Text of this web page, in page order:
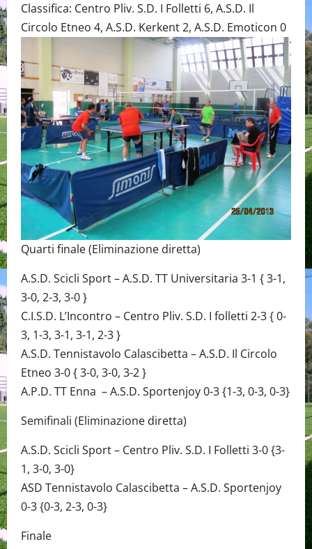
Classifica: Centro Pliv. S.D. I Folletti 6, A.S.D. Il
Circolo Etneo 4, A.S.D. Kerkent 2, A.S.D. Emoticon 0
Quarti finale (Eliminazione diretta)
A.S.D. Scicli Sport – A.S.D. TT Universitaria 3-1 { 3-1,
3-0, 2-3, 3-0 }
C.I.S.D. L’Incontro – Centro Pliv. S.D. I folletti 2-3 { 0-
3, 1-3, 3-1, 3-1, 2-3 }
A.S.D. Tennistavolo Calascibetta – A.S.D. Il Circolo
Etneo 3-0 { 3-0, 3-0, 3-2 }
A.P.D. TT Enna – A.S.D. Sportenjoy 0-3 {1-3, 0-3, 0-3}
Semifinali (Eliminazione diretta)
A.S.D. Scicli Sport – Centro Pliv. S.D. I Folletti 3-0 {3-
1, 3-0, 3-0}
ASD Tennistavolo Calascibetta – A.S.D. Sportenjoy
0-3 {0-3, 2-3, 0-3}
Finale